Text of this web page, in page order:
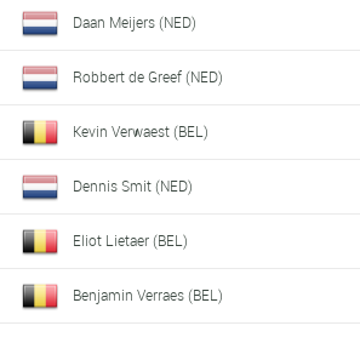
Daan Meijers (NED)
Robbert de Greef (NED)
Kevin Verwaest (BEL)
Dennis Smit (NED)
Eliot Lietaer (BEL)
Benjamin Verraes (BEL)